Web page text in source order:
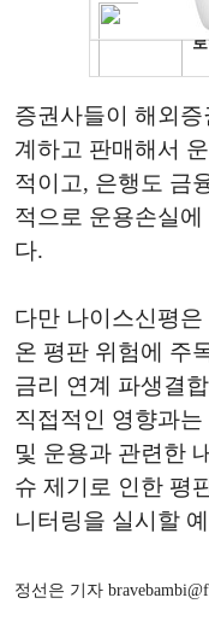
증권사들이 해외
계하고 판매해서
적이고, 은행도 금
적으로 운용손실
다.
다만 나이스신평
온 평판 위험에 주
금리 연계 파생결
직접적인 영향과
및 운용과 관련한
슈 제기로 인한 평
니터링을 실시할
정선은 기자